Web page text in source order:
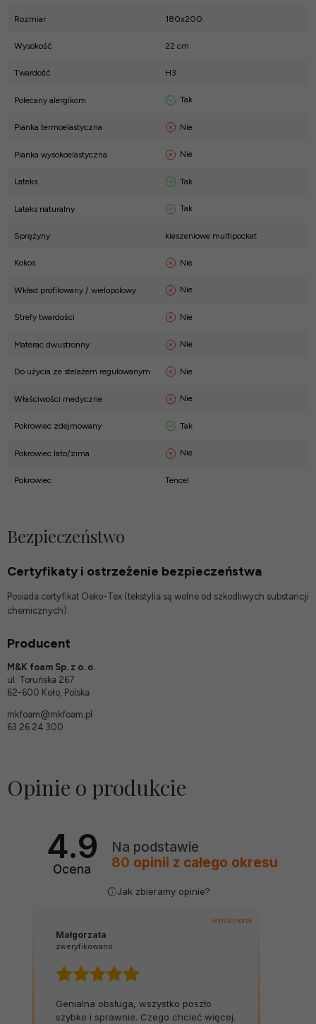
Rozmiar 180x200
Wysokość 22 cm
Twardość H3
Polecany alergikom Tak
Pianka termoelastyczna Nie
Pianka wysokoelastyczna Nie
Lateks Tak
Lateks naturalny Tak
Sprężyny kieszeniowe multipocket
Kokos Nie
Wkład profilowany / wielopolowy Nie
Strefy twardości Nie
Materac dwustronny Nie
Do użycia ze stelażem regulowanym Nie
Właściwości medyczne Nie
Pokrowiec zdejmowany Tak
Pokrowiec lato/zima Nie
Pokrowiec Tencel
Bezpieczeństwo
Certyfikaty i ostrzeżenie bezpieczeństwa
Posiada certyfikat Oeko-Tex (tekstylia są wolne od szkodliwych substancji
chemicznych).
Producent
M&K foam Sp. z o. o.
ul. Toruńska 267
62-600 Koło, Polska
mkfoam@mkfoam.pl
63 26 24 300
Opinie o produkcie
4.9
Ocena
Na podstawie
80 opinii z całego okresu
Jak zbieramy opinie?
wyróżniona
Małgorzata
zweryfikowano
Genialna obsługa, wszystko poszło
szybko i sprawnie. Czego chcieć więcej.